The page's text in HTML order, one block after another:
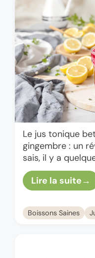
Le jus tonique
gingembre : un
sais, il y a
troquer mon
Lire la suite
Boissons Saines